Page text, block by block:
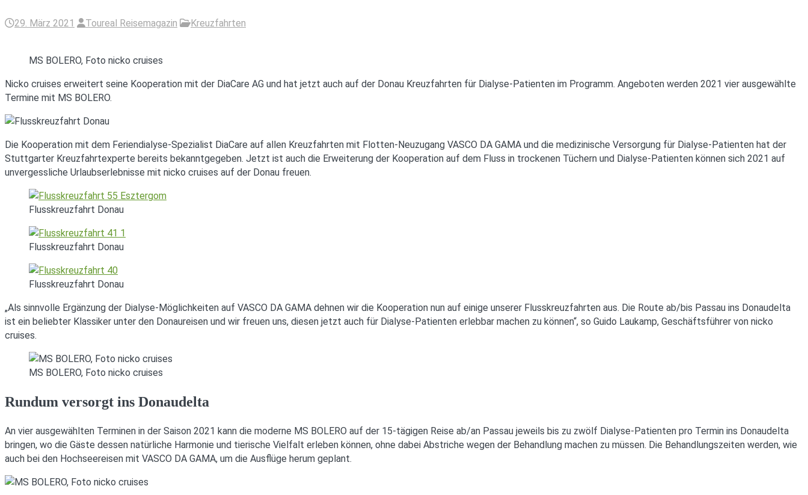
29. März 2021 Toureal Reisemagazin Kreuzfahrten
MS BOLERO, Foto nicko cruises
Nicko cruises erweitert seine Kooperation mit der DiaCare AG und hat jetzt auch auf der Donau Kreuzfahrten für Dialyse-Patienten im Programm. Angeboten werden 2021 vier ausgewählte
Termine mit MS BOLERO.
Die Kooperation mit dem Feriendialyse-Spezialist DiaCare auf allen Kreuzfahrten mit Flotten-Neuzugang VASCO DA GAMA und die medizinische Versorgung für Dialyse-Patienten hat der
Stuttgarter Kreuzfahrtexperte bereits bekanntgegeben. Jetzt ist auch die Erweiterung der Kooperation auf dem Fluss in trockenen Tüchern und Dialyse-Patienten können sich 2021 auf
unvergessliche Urlaubserlebnisse mit nicko cruises auf der Donau freuen.
Flusskreuzfahrt Donau
Flusskreuzfahrt Donau
Flusskreuzfahrt Donau
„Als sinnvolle Ergänzung der Dialyse-Möglichkeiten auf VASCO DA GAMA dehnen wir die Kooperation nun auf einige unserer Flusskreuzfahrten aus. Die Route ab/bis Passau ins Donaudelta
ist ein beliebter Klassiker unter den Donaureisen und wir freuen uns, diesen jetzt auch für Dialyse-Patienten erlebbar machen zu können“, so Guido Laukamp, Geschäftsführer von nicko
cruises.
MS BOLERO, Foto nicko cruises
Rundum versorgt ins Donaudelta
An vier ausgewählten Terminen in der Saison 2021 kann die moderne MS BOLERO auf der 15-tägigen Reise ab/an Passau jeweils bis zu zwölf Dialyse-Patienten pro Termin ins Donaudelta
bringen, wo die Gäste dessen natürliche Harmonie und tierische Vielfalt erleben können, ohne dabei Abstriche wegen der Behandlung machen zu müssen. Die Behandlungszeiten werden, wie
auch bei den Hochseereisen mit VASCO DA GAMA, um die Ausflüge herum geplant.